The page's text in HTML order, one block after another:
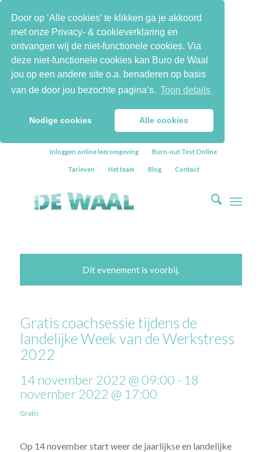
Door op ‘Alle cookies’ te klikken ga je akkoord
met onze Privacy- & cookieverklaring en
ontvangen wij de niet-functionele cookies. Via
deze niet-functionele cookies kan Buro de Waal
jou op een andere site o.a. benaderen op basis
van de door jou bezochte pagina’s. Toon details
Nodige cookies Alle cookies
Inloggen online leeromgeving Burn-out Test Online
Tarieven Het team Blog Contact
Dit evenement is voorbij.
Gratis coachsessie tijdens de
landelijke Week van de Werkstress
2022
14 november 2022 @ 09:00 - 18
november 2022 @ 17:00
Gratis
Op 14 november start weer de jaarlijkse en landelijke